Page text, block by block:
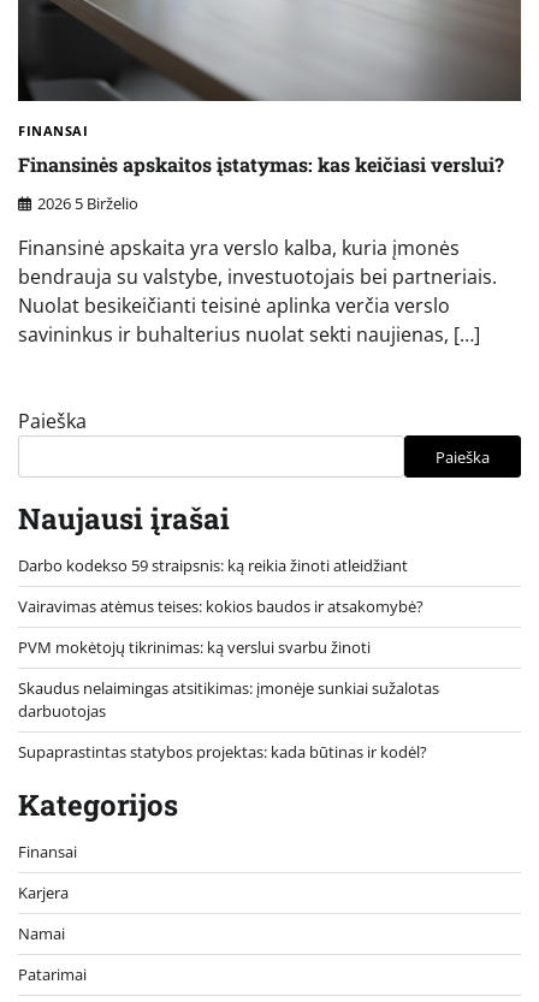
FINANSAI
Finansinės apskaitos įstatymas: kas keičiasi verslui?
2026 5 Birželio
Finansinė apskaita yra verslo kalba, kuria įmonės
bendrauja su valstybe, investuotojais bei partneriais.
Nuolat besikeičianti teisinė aplinka verčia verslo
savininkus ir buhalterius nuolat sekti naujienas, […]
Paieška
Paieška
Naujausi įrašai
Darbo kodekso 59 straipsnis: ką reikia žinoti atleidžiant
Vairavimas atėmus teises: kokios baudos ir atsakomybė?
PVM mokėtojų tikrinimas: ką verslui svarbu žinoti
Skaudus nelaimingas atsitikimas: įmonėje sunkiai sužalotas
darbuotojas
Supaprastintas statybos projektas: kada būtinas ir kodėl?
Kategorijos
Finansai
Karjera
Namai
Patarimai